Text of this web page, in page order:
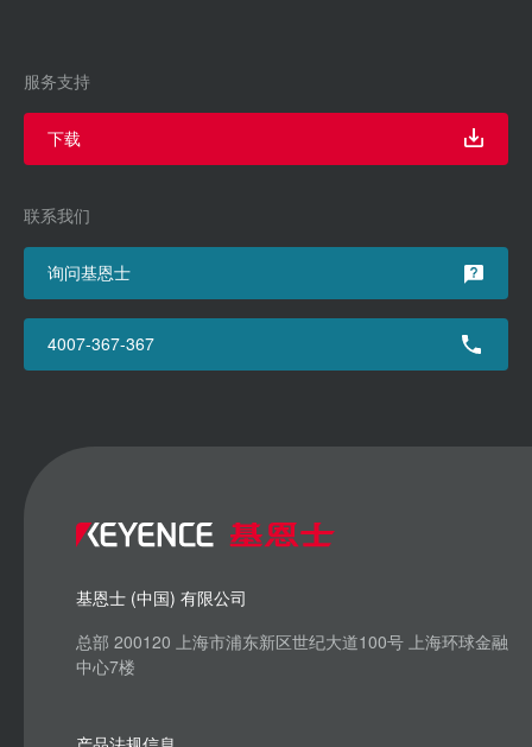
服务支持
下载
联系我们
询问基恩士
4007-367-367
基恩士 (中国) 有限公司
总部 200120 上海市浦东新区世纪大道100号 上海环球金融
中心7楼